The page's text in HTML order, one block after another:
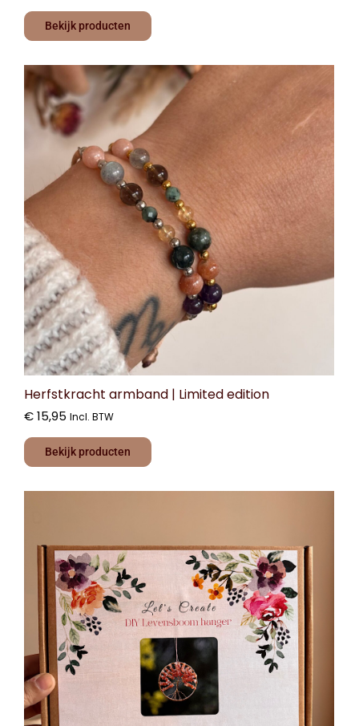
Bekijk producten
Herfstkracht armband | Limited edition
€15,95 Incl. BTW
Bekijk producten